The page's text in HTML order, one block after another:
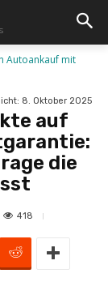
Autoankauf mit
8. Oktober 2025
auf
die
418